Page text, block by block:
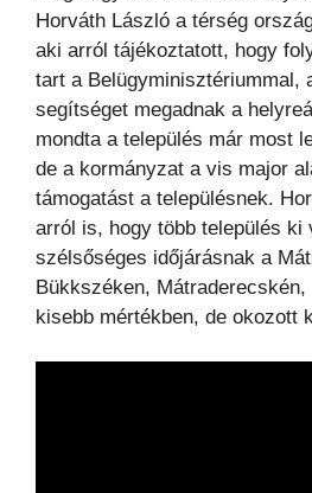
Horváth László a térség
aki arról tájékoztatott, hogy
tart a Belügyminisztériummal,
segítséget megadnak a
mondta a település már most
de a kormányzat a vis major
támogatást a településnek.
arról is, hogy több település ki
szélsőséges időjárásnak a
Bükkszéken,
kisebb mértékben, de okozott